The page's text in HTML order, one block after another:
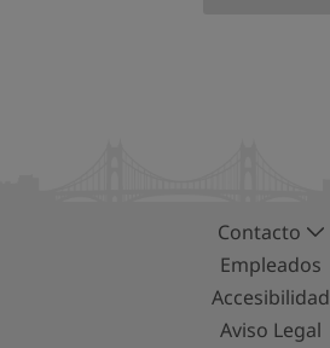
Contacto
Empleados
Accesibilidad
Aviso Legal